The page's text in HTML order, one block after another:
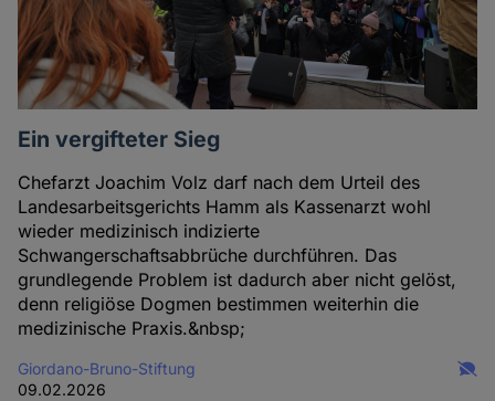
Ein vergifteter Sieg
Chefarzt Joachim Volz darf nach dem Urteil des
Landesarbeitsgerichts Hamm als Kassenarzt wohl
wieder medizinisch indizierte
Schwangerschaftsabbrüche durchführen. Das
grundlegende Problem ist dadurch aber nicht gelöst,
denn religiöse Dogmen bestimmen weiterhin die
medizinische Praxis.&nbsp;
Giordano-Bruno-Stiftung
09.02.2026